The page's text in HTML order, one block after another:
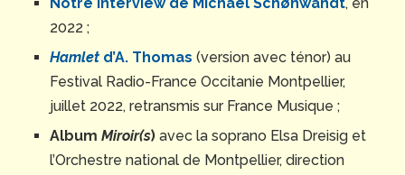
2022 ;
Hamlet d’A. Thomas (version avec ténor) au
Festival Radio-France Occitanie Montpellier,
juillet 2022, retransmis sur France Musique ;
Album Miroir(s) avec la soprano Elsa Dreisig et
l’Orchestre national de Montpellier, direction